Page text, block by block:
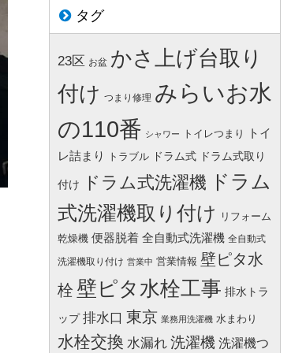
タグ
23区 お盆 かさ上げ台取り
付け つまり修理 みらいお水
の110番 シャワー トイレつまり
トイ
レ詰まり
トラブル ドラム式 ドラム式取り
付け ドラム式洗濯機 ドラム
式洗濯機取り付け
リフォーム
乾燥機 便器脱着 全自動式洗濯機 全自動式
洗濯機取り付け 営業中 営業情報 壁ピタ水
栓 壁ピタ水栓工事 排水トラ
ップ 排水口 東京 業務用洗濯機 水まわり
水栓交換 水漏れ 洗濯機 洗濯機つ